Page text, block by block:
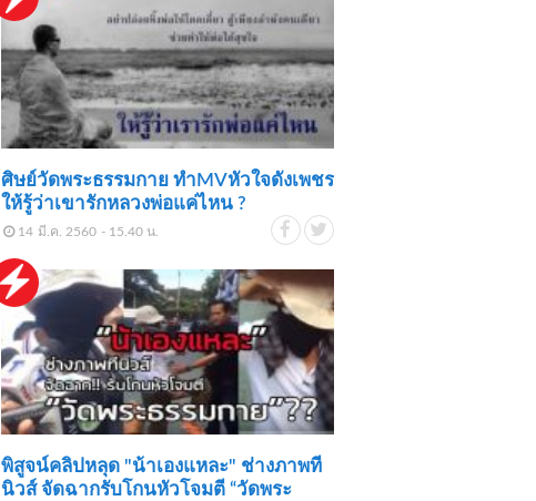
ศิษย์วัดพระธรรมกาย ทำMVหัวใจดังเพชร
ให้รู้ว่าเขารักหลวงพ่อแค่ไหน ?
14 มี.ค. 2560 - 15.40 น.
พิสูจน์คลิปหลุด "น้าเองแหละ" ช่างภาพที
นิวส์ จัดฉากรับโกนหัวโจมตี “วัดพระ